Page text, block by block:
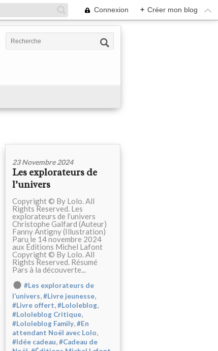
Connexion + Créer mon blog
23 Novembre 2024
Les explorateurs de
l’univers
Copyright © By Lolo. All
Rights Reserved. Les
explorateurs de l’univers
Christophe Galfard (Auteur)
Fanny Antigny (Illustration)
Paru le 14 novembre 2024
aux Éditions Michel Lafont
Copyright © By Lolo. All
Rights Reserved. Résumé
Pars à la découverte...
#Les explorateurs de
l’univers,#Livre jeunesse,
#Livre offert,#Lololeblog,
#Lololeblog Critique,
#Lololeblog Family,#En
attendant Noël avec Lolo,
#Idée cadeau,#Cadeau de